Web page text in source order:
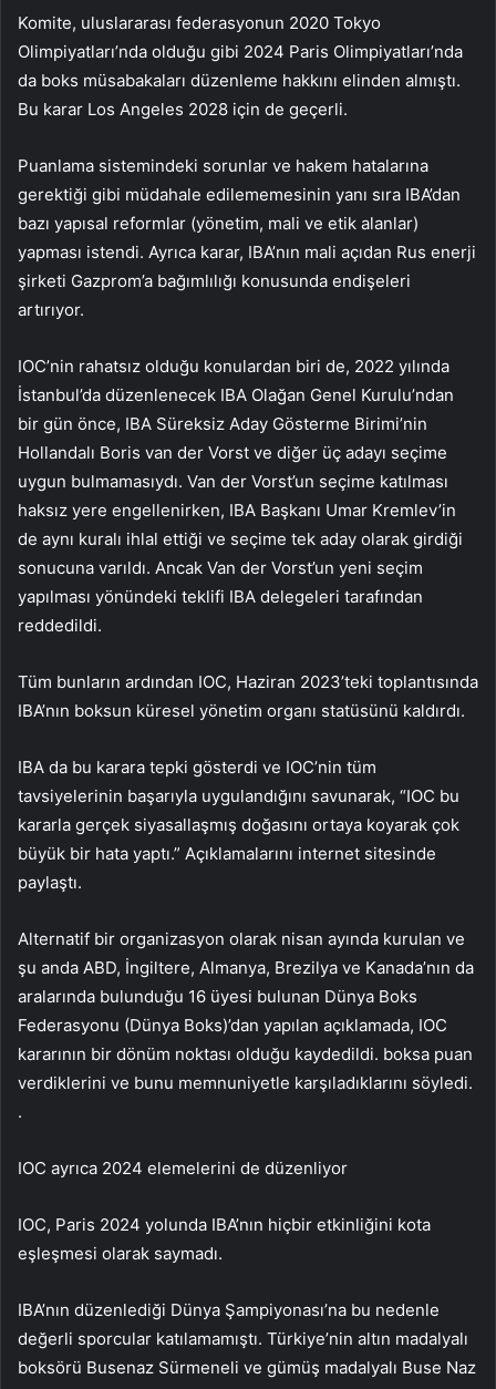
Komite, uluslararası federasyonun 2020 Tokyo
Olimpiyatları’nda olduğu gibi 2024 Paris Olimpiyatları’nda
da boks müsabakaları düzenleme hakkını elinden almıştı.
Bu karar Los Angeles 2028 için de geçerli.
Puanlama sistemindeki sorunlar ve hakem hatalarına
gerektiği gibi müdahale edilememesinin yanı sıra IBA’dan
bazı yapısal reformlar (yönetim, mali ve etik alanlar)
yapması istendi. Ayrıca karar, IBA’nın mali açıdan Rus enerji
şirketi Gazprom’a bağımlılığı konusunda endişeleri
artırıyor.
IOC’nin rahatsız olduğu konulardan biri de, 2022 yılında
İstanbul’da düzenlenecek IBA Olağan Genel Kurulu’ndan
bir gün önce, IBA Süreksiz Aday Gösterme Birimi’nin
Hollandalı Boris van der Vorst ve diğer üç adayı seçime
uygun bulmamasıydı. Van der Vorst’un seçime katılması
haksız yere engellenirken, IBA Başkanı Umar Kremlev’in
de aynı kuralı ihlal ettiği ve seçime tek aday olarak girdiği
sonucuna varıldı. Ancak Van der Vorst’un yeni seçim
yapılması yönündeki teklifi IBA delegeleri tarafından
reddedildi.
Tüm bunların ardından IOC, Haziran 2023’teki toplantısında
IBA’nın boksun küresel yönetim organı statüsünü kaldırdı.
IBA da bu karara tepki gösterdi ve IOC’nin tüm
tavsiyelerinin başarıyla uygulandığını savunarak, “IOC bu
kararla gerçek siyasallaşmış doğasını ortaya koyarak çok
büyük bir hata yaptı.” Açıklamalarını internet sitesinde
paylaştı.
Alternatif bir organizasyon olarak nisan ayında kurulan ve
şu anda ABD, İngiltere, Almanya, Brezilya ve Kanada’nın da
aralarında bulunduğu 16 üyesi bulunan Dünya Boks
Federasyonu (Dünya Boks)’dan yapılan açıklamada, IOC
kararının bir dönüm noktası olduğu kaydedildi. boksa puan
verdiklerini ve bunu memnuniyetle karşıladıklarını söyledi.
.
IOC ayrıca 2024 elemelerini de düzenliyor
IOC, Paris 2024 yolunda IBA’nın hiçbir etkinliğini kota
eşleşmesi olarak saymadı.
IBA’nın düzenlediği Dünya Şampiyonası’na bu nedenle
değerli sporcular katılamamıştı. Türkiye’nin altın madalyalı
boksörü Busenaz Sürmeneli ve gümüş madalyalı Buse Naz